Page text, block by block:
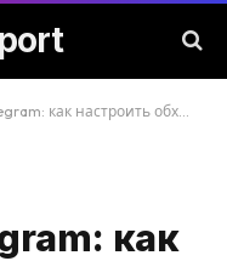
как настроить обход замедления
как